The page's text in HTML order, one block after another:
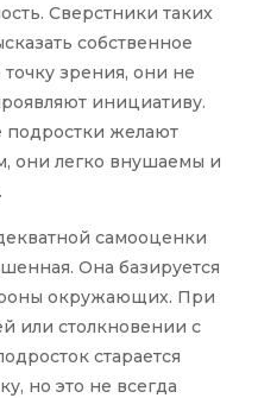
Сверстники таких
собственное
зрения, они не
инициативу.
подростки желают
они легко внушаемы и
самооценки
Она базируется
окружающих. При
или столкновении с
старается
но это не всегда